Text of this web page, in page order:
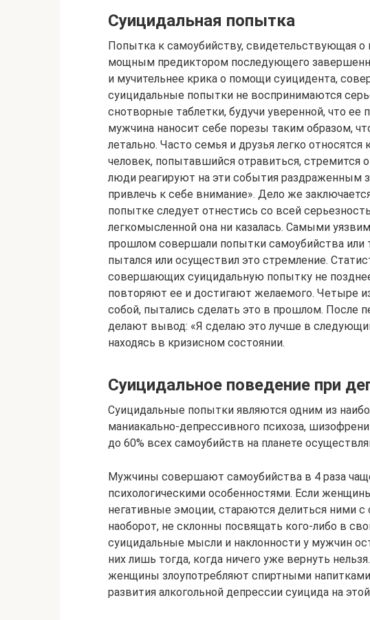
Суицидальная попытка
Попытка к самоубийству, свидетельствующая о
мощным предиктором последующего
и мучительнее крика о помощи суицидента,
суицидальные попытки не воспринимаются
снотворные таблетки, будучи уверенной, что ее
мужчина наносит себе порезы таким образом,
летально. Часто семья и друзья легко относятся
человек, попытавшийся отравиться, стремится
люди реагируют на эти события раздраженным
привлечь к себе внимание». Дело же
попытке следует отнестись со всей
легкомысленной она ни казалась. Самыми
прошлом совершали попытки самоубийства или
пытался или осуществил это стремление.
совершающих суицидальную попытку не
повторяют ее и достигают желаемого. Четыре
собой, пытались сделать это в прошлом. После
делают вывод: «Я сделаю это лучше в
находясь в кризисном состоянии.
Суицидальное поведение при
Суицидальные попытки являются одним из
маниакально-депрессивного психоза,
до 60% всех самоубийств на планете
Мужчины совершают самоубийства в 4 раза
психологическими особенностями. Если
негативные эмоции, стараются делиться ними
наоборот, не склонны посвящать кого-либо в
суицидальные мысли и наклонности у мужчин
них лишь тогда, когда ничего уже вернуть
женщины злоупотребляют спиртными
развития алкогольной депрессии суицида на